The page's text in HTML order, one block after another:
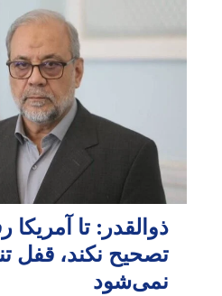
ذوالقدر: تا آمریکا
تصحیح نکند، قفل
نمی‌شود